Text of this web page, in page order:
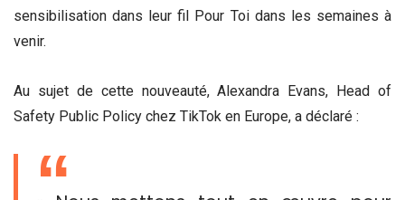
sensibilisation dans leur fil Pour Toi dans les semaines à
venir.
Au sujet de cette nouveauté, Alexandra Evans, Head of
Safety Public Policy chez TikTok en Europe, a déclaré :